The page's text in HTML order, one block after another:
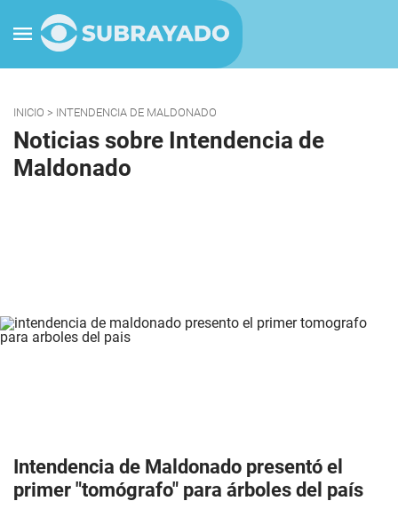
INICIO > INTENDENCIA DE MALDONADO
Noticias sobre Intendencia de
Maldonado
Intendencia de Maldonado presentó el
primer "tomógrafo" para árboles del país